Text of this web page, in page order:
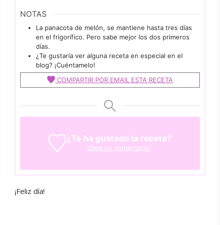
NOTAS
La panacota de melón, se mantiene hasta tres días
en el frigorífico. Pero sabe mejor los dos primeros
días.
¿Te gustaría ver alguna receta en especial en el
blog? ¡Cuéntamelo!
COMPARTIR POR EMAIL ESTA RECETA
¿Te ha gustado la receta?
¡Deja un comentario!
¡Feliz día!